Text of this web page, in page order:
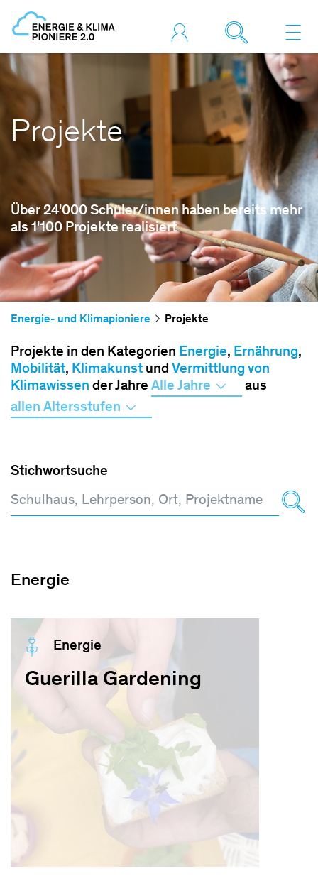
Projekte
Über 24'000 Schüler/innen haben bereits mehr
als 1'100 Projekte realisiert
Energie- und Klimapioniere Projekte
Projekte in den Kategorien Energie, Ernährung,
Mobilität, Klimakunst und Vermittlung von
Klimawissen der Jahre Alle Jahre
aus
allen Altersstufen
Stichwortsuche
Energie
Energie
Guerilla Gardening